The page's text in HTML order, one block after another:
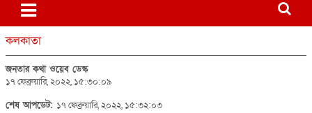
কলকাতা
জনতার কথা ওয়েব ডেস্ক
১৭ ফেব্রুয়ারি, ২০২২, ১৫:৩০:০৯
শেষ আপডেট: ১৭ ফেব্রুয়ারি, ২০২২, ১৫:৩২:০৩